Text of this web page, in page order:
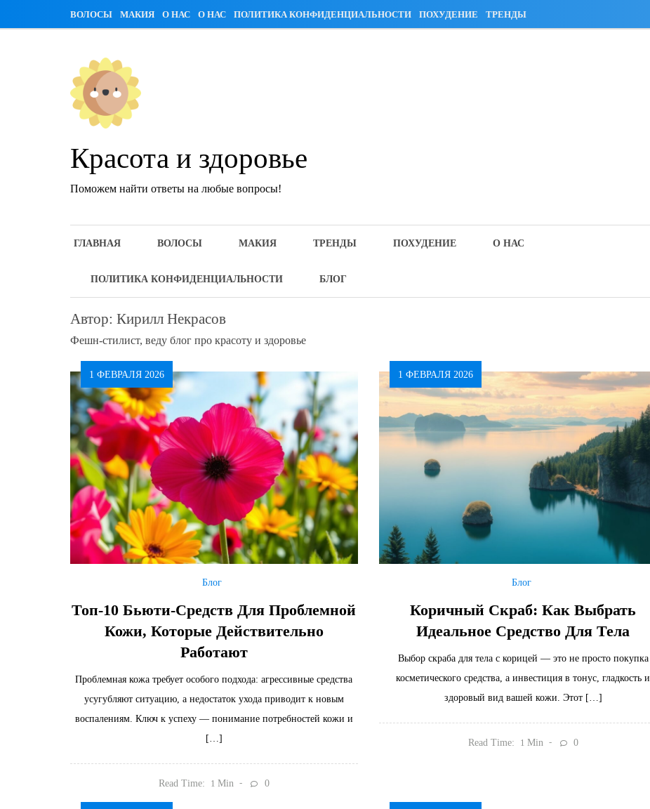
ВОЛОСЫ МАКИЯ О НАС О НАС ПОЛИТИКА КОНФИДЕНЦИАЛЬНОСТИ ПОХУДЕНИЕ ТРЕНДЫ
Красота и здоровье
Поможем найти ответы на любые вопросы!
ГЛАВНАЯ ВОЛОСЫ МАКИЯ ТРЕНДЫ ПОХУДЕНИЕ О НАС
ПОЛИТИКА КОНФИДЕНЦИАЛЬНОСТИ БЛОГ
Автор: Кирилл Некрасов
Фешн-стилист, веду блог про красоту и здоровье
1 ФЕВРАЛЯ 2026
Блог
Топ-10 Бьюти-Средств Для Проблемной
Кожи, Которые Действительно
Работают
Проблемная кожа требует особого подхода: агрессивные средства
усугубляют ситуацию, а недостаток ухода приводит к новым
воспалениям. Ключ к успеху — понимание потребностей кожи и
[…]
Read Time: 1Min 0
1 ФЕВРАЛЯ 2026
Блог
Коричный Скраб: Как Выбрать
Идеальное Средство Для Тела
Выбор скраба для тела с корицей — это не просто покупка
косметического средства, а инвестиция в тонус, гладкость и
здоровый вид вашей кожи. Этот […]
Read Time: 1 Min 0